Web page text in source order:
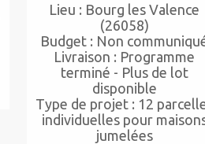
Lieu : Bourg les Valence
(26058)
Budget : Non
Livraison : Programme
terminé - Plus de lot
disponible
Type de projet : 12
individuelles pour
jumelées